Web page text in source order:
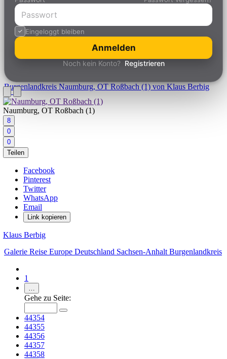
Eingeloggt bleiben
Anmelden
Noch kein Konto? Registrieren
BurgenlandkreisNaumburg, OT Roßbach (1) von Klaus Berbig
Naumburg, OT Roßbach (1)
8
0
0
Teilen
Facebook
Pinterest
Twitter
WhatsApp
Email
Link kopieren
Klaus Berbig
Galerie Reise Europe Deutschland Sachsen-Anhalt Burgenlandkreis
1
…
Gehe zu Seite:
44354
44355
44356
44357
44358